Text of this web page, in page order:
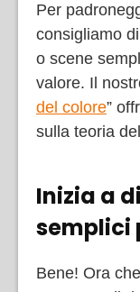
Per
consigliamo
o scene
valore. Il
del colore”
sulla teoria
Inizia a
semplici
Bene! Ora